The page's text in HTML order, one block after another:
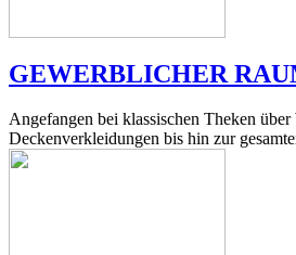
GEWERBLICHER
Angefangen bei klassischen Theken über
Deckenverkleidungen bis hin zur